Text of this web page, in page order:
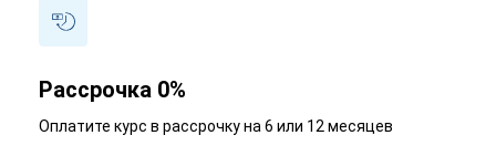
Рассрочка 0%
Оплатите курс в рассрочку на 6 или 12 месяцев